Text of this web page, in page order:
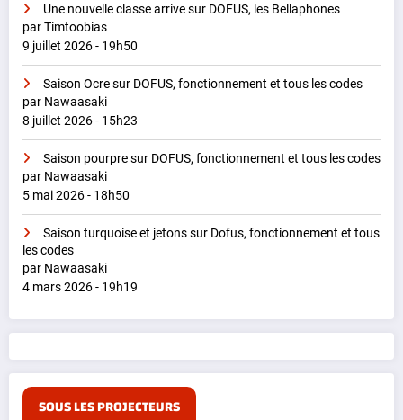
Une nouvelle classe arrive sur DOFUS, les Bellaphones
par Timtoobias
9 juillet 2026 - 19h50
Saison Ocre sur DOFUS, fonctionnement et tous les codes
par Nawaasaki
8 juillet 2026 - 15h23
Saison pourpre sur DOFUS, fonctionnement et tous les codes
par Nawaasaki
5 mai 2026 - 18h50
Saison turquoise et jetons sur Dofus, fonctionnement et tous
les codes
par Nawaasaki
4 mars 2026 - 19h19
SOUS LES PROJECTEURS